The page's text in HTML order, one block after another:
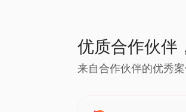
优质合作伙伴
来自合作伙伴的优秀